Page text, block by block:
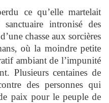
ce qu’elle martelait
intronisé des
chasse aux sorcières
où la moindre petite
ambiant de l’impunité
Plusieurs centaines de
des personnes qui
paix pour le peuple de